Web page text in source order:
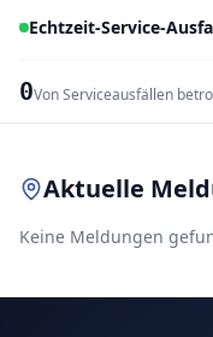
Echtzeit-Service-
0Von Serviceausfällen
Aktuelle
Keine Meldungen